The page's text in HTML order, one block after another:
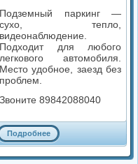
Подземный паркинг —
сухо, тепло,
видеонаблюдение.
Подходит для любого
легкового автомобиля.
Место удобное, заезд без
проблем.
Звоните 89842088040
Подробнее
Комментариев: 0